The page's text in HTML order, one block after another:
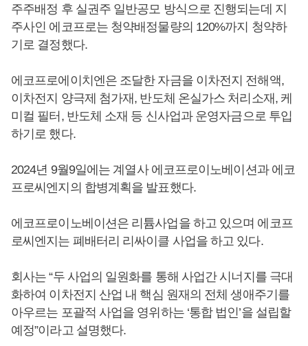
주주배정 후 실권주 일반공모 방식으로 진행되는데 지
주사인 에코프로는 청약배정물량의 120%까지 청약하
기로 결정했다.
에코프로에이치엔은 조달한 자금을 이차전지 전해액,
이차전지 양극제 첨가재, 반도체 온실가스 처리소재, 케
미컬 필터, 반도체 소재 등 신사업과 운영자금으로 투입
하기로 했다.
2024년 9월9일에는 계열사 에코프로이노베이션과 에코
프로씨엔지의 합병계획을 발표했다.
에코프로이노베이션은 리튬사업을 하고 있으며 에코프
로씨엔지는 폐배터리 리싸이클 사업을 하고 있다.
회사는 “두 사업의 일원화를 통해 사업간 시너지를 극대
화하여 이차전지 산업 내 핵심 원재의 전체 생애주기를
아우르는 포괄적 사업을 영위하는 ‘통합 법인’을 설립할
예정”이라고 설명했다.